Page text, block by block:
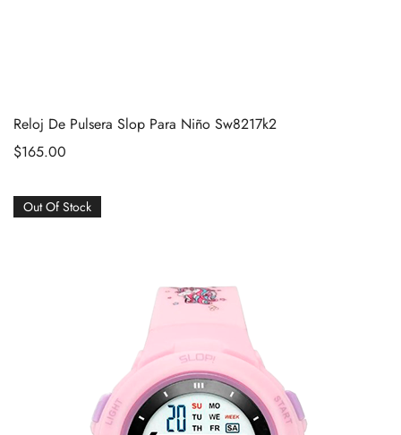
Reloj De Pulsera Slop Para Niño Sw8217k2
$165.00
Out Of Stock